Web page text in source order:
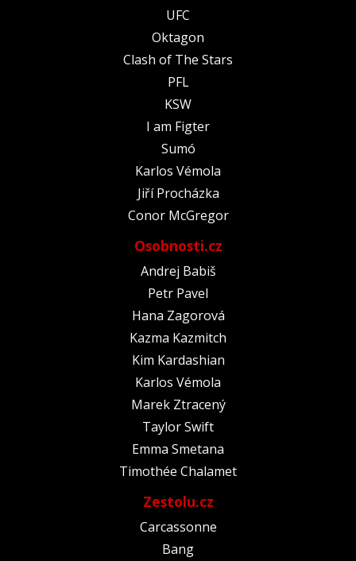
UFC
Oktagon
Clash of The Stars
PFL
KSW
I am Figter
Sumó
Karlos Vémola
Jiří Procházka
Conor McGregor
Osobnosti.cz
Andrej Babiš
Petr Pavel
Hana Zagorová
Kazma Kazmitch
Kim Kardashian
Karlos Vémola
Marek Ztracený
Taylor Swift
Emma Smetana
Timothée Chalamet
Zestolu.cz
Carcassonne
Bang